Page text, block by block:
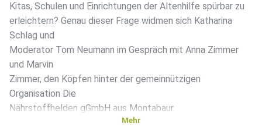
Kitas, Schulen und Einrichtungen der Altenhilfe spürbar zu
erleichtern? Genau dieser Frage widmen sich Katharina
Schlag und
Moderator Tom Neumann im Gespräch mit Anna Zimmer
und Marvin
Zimmer, den Köpfen hinter der gemeinnützigen
Organisation Die
Nährstoffhelden gGmbH aus Montabaur.
Mehr